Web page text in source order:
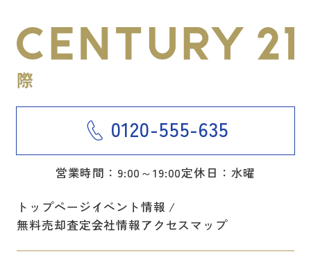
0120-555-635
営業時間：9:00～19:00定休日：水曜
トップページイベント情報
無料売却査定会社情報アクセスマップ